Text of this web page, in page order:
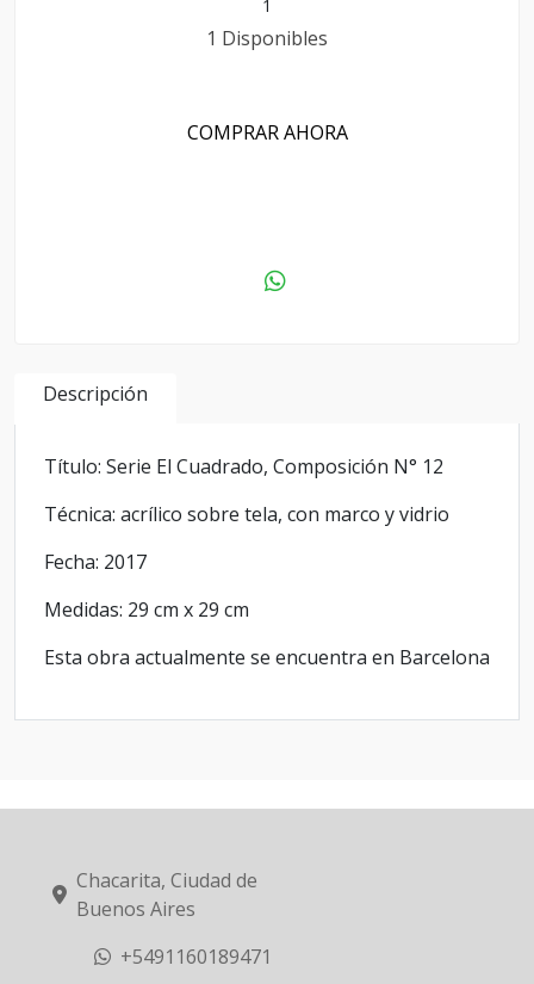
1 Disponibles
COMPRAR AHORA
Descripción
Título: Serie El Cuadrado, Composición N° 12
Técnica: acrílico sobre tela, con marco y vidrio
Fecha: 2017
Medidas: 29 cm x 29 cm
Esta obra actualmente se encuentra en Barcelona
Chacarita, Ciudad de
Buenos Aires
+5491160189471